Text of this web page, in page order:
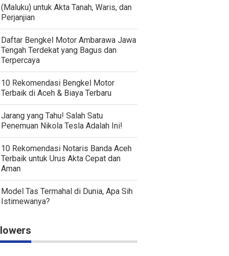
(Maluku) untuk Akta Tanah, Waris, dan
Perjanjian
Daftar Bengkel Motor Ambarawa Jawa
Tengah Terdekat yang Bagus dan
Terpercaya
10 Rekomendasi Bengkel Motor
Terbaik di Aceh & Biaya Terbaru
Jarang yang Tahu! Salah Satu
Penemuan Nikola Tesla Adalah Ini!
10 Rekomendasi Notaris Banda Aceh
Terbaik untuk Urus Akta Cepat dan
Aman
Model Tas Termahal di Dunia, Apa Sih
Istimewanya?